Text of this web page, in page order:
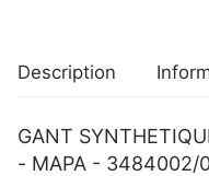
-
12
Description
GANT
- MAPA - 3484002/